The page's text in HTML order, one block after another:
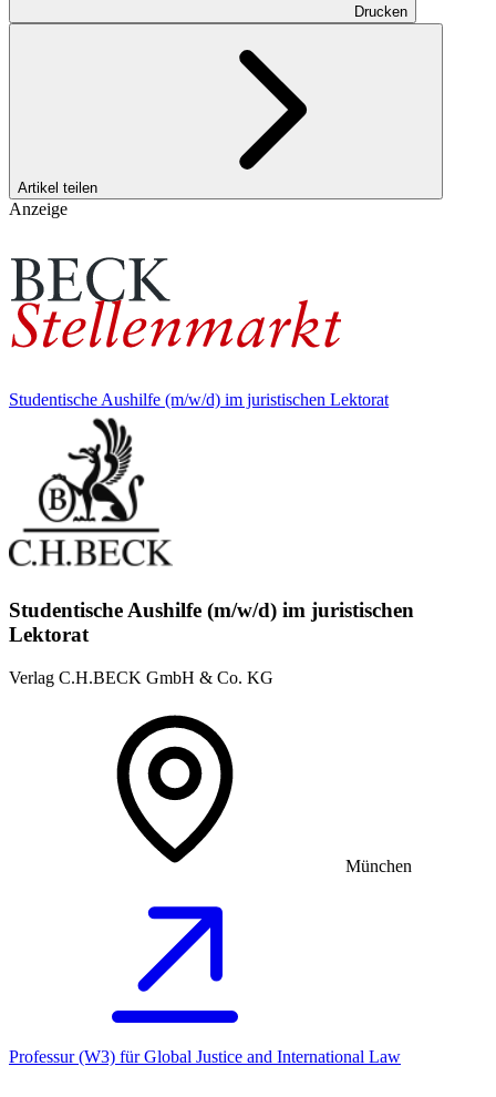
Drucken
Artikel teilen
Anzeige
Studentische Aushilfe (m/w/d) im juristischen Lektorat
Studentische Aushilfe (m/w/d) im juristischen
Lektorat
Verlag C.H.BECK GmbH & Co. KG
München
Professur (W3) für Global Justice and International Law